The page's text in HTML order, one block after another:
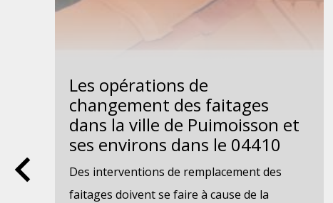
Les opérations de
changement des faitages
dans la ville de Puimoisson et
ses environs dans le 04410
Des interventions de remplacement des
faitages doivent se faire à cause de la